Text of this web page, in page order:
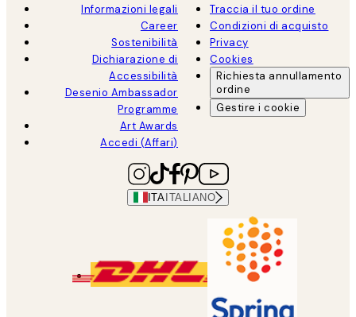
Informazioni legali
Career
Sostenibilità
Dichiarazione di
Accessibilità
Desenio Ambassador
Programme
Art Awards
Accedi (Affari)
Traccia il tuo ordine
Condizioni di acquisto
Privacy
Cookies
Richiesta annullamento
ordine
Gestire i cookie
ITA ITALIANO